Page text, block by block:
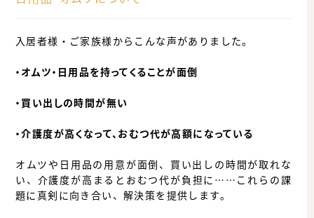
入居者様・ご家族様からこんな声がありました。
・オムツ・日用品を持ってくることが面倒
・買い出しの時間が無い
・介護度が高くなって、おむつ代が高額になっている
オムツや日用品の用意が面倒、買い出しの時間が取れな
い、介護度が高まるとおむつ代が負担に……これらの課
題に真剣に向き合い、解決策を提供します。